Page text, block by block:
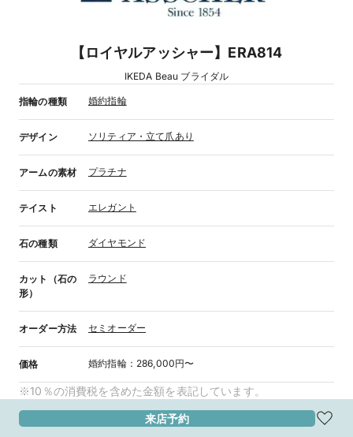
【ロイヤルアッシャー】ERA814
IKEDA Beau ブライダル
指輪の種類 婚約指輪
デザイン ソリティア・立て爪あり
アームの素材 プラチナ
テイスト エレガント
石の種類 ダイヤモンド
カット（石の
形）
ラウンド
オーダー方法 セミオーダー
価格 婚約指輪： 286,000円〜
※10％の消費税を含めた金額を表記しています。
来店予約